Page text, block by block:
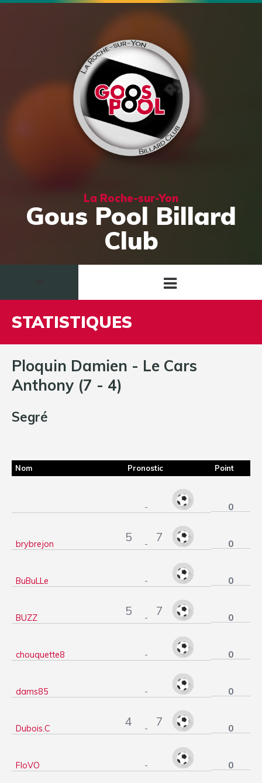
La Roche-sur-Yon
Gous Pool Billard
Club
STATISTIQUES
Ploquin Damien - Le Cars
Anthony (7 - 4)
Segré
Nom Pronostic Point
- 0
brybrejon 5 - 7 0
BuBuLLe - 0
BUZZ 5 - 7 0
chouquette8 - 0
dams85 - 0
Dubois.C 4 - 7 0
FloVO - 0